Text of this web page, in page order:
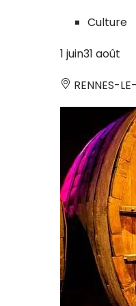
Culture
1 juin31 août
RENNES-